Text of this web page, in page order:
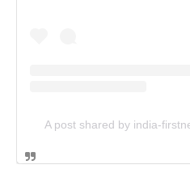
A post shared by india-